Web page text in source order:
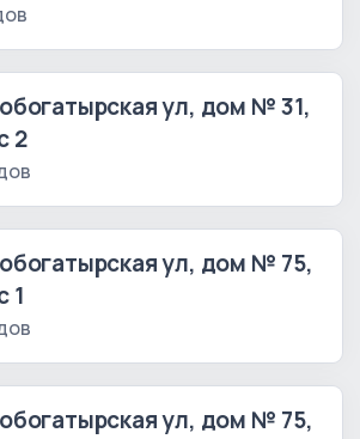
ул, дом № 31,
2
ул, дом № 75,
1
ул, дом № 75,